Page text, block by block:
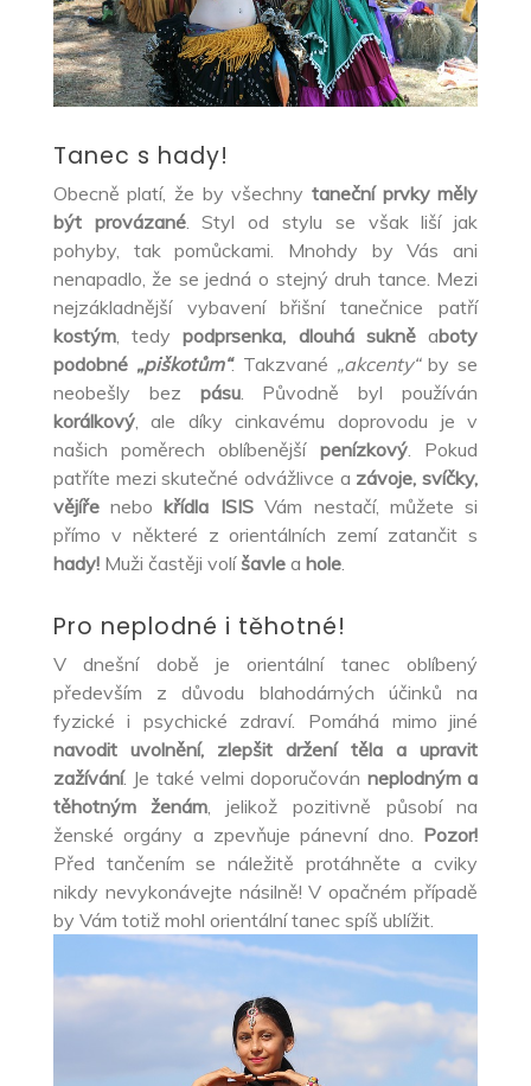
Tanec s hady!
Obecně platí, že by všechny taneční prvky měly
být provázané. Styl od stylu se však liší jak
pohyby, tak pomůckami. Mnohdy by Vás ani
nenapadlo, že se jedná o stejný druh tance. Mezi
nejzákladnější vybavení břišní tanečnice patří
kostým, tedypodprsenka, dlouhá sukněaboty
podobné „piškotům“. Takzvané „akcenty“by se
neobešly bez pásu. Původně byl používán
korálkový, ale díky cinkavému doprovodu je v
našich poměrech oblíbenější penízkový. Pokud
patříte mezi skutečné odvážlivce a závoje, svíčky,
vějířenebokřídla ISISVám nestačí, můžete si
přímo v některé z orientálních zemí zatančit s
hady!Muži častěji volí šavle a hole.
Pro neplodné i těhotné!
V dnešní době je orientální tanec oblíbený
především z důvodu blahodárných účinků na
fyzické i psychické zdraví. Pomáhá mimo jiné
navodit uvolnění, zlepšit držení těla a upravit
zažívání. Je také velmi doporučován neplodným a
těhotným ženám, jelikož pozitivně působí na
ženské orgány a zpevňuje pánevní dno. Pozor!
Před tančením se náležitě protáhněte a cviky
nikdy nevykonávejte násilně! V opačném případě
by Vám totiž mohl orientální tanec spíš ublížit.